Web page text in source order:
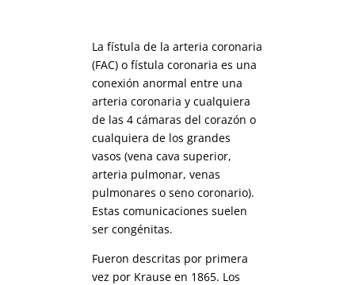
La fístula de la arteria coronaria
(FAC) o fístula coronaria es una
conexión anormal entre una
arteria coronaria y cualquiera
de las 4 cámaras del corazón o
cualquiera de los grandes
vasos (vena cava superior,
arteria pulmonar, venas
pulmonares o seno coronario).
Estas comunicaciones suelen
ser congénitas.
Fueron descritas por primera
vez por Krause en 1865. Los